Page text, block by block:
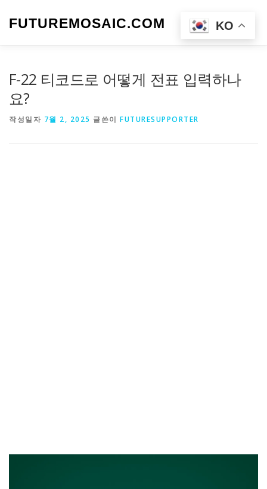
FUTUREMOSAIC.COM 메뉴
F-22 티코드로 어떻게 전표 입력하나
요?
작성일자 7월 2, 2025 글쓴이 FUTURESUPPORTER
KO